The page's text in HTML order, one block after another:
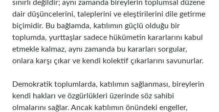
sınırlı değildir; aynı zamanda bireylerin toplumsal düzene
dair düşüncelerini, taleplerini ve eleştirilerini dile getirme
biçimidir. Bu bağlamda, katılımın güçlü olduğu bir
toplumda, yurttaşlar sadece hükümetin kararlarını kabul
etmekle kalmaz, aynı zamanda bu kararları sorgular,
onlara karşı çıkar ve kendi kolektif çıkarlarını savunurlar.
Demokratik toplumlarda, katılımın sağlanması, bireylerin
kendi hakları ve özgürlükleri üzerinde söz sahibi
olmalarını sağlar. Ancak katılımın önündeki engeller,